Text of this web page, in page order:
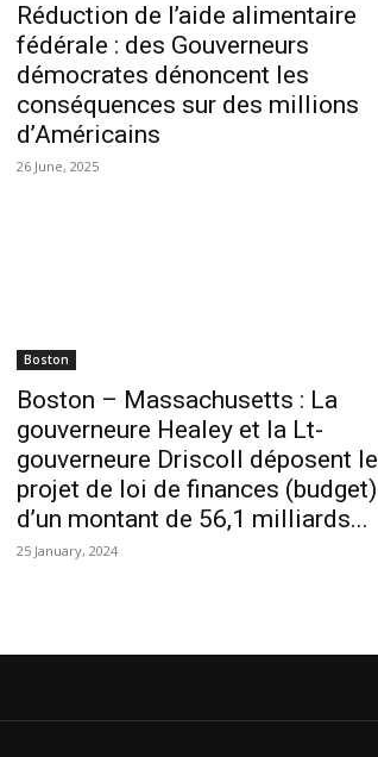
Réduction de l’aide alimentaire
fédérale : des Gouverneurs
démocrates dénoncent les
conséquences sur des millions
d’Américains
26 June, 2025
Boston
Boston – Massachusetts : La
gouverneure Healey et la Lt-
gouverneure Driscoll déposent le
projet de loi de finances (budget)
d’un montant de 56,1 milliards...
25 January, 2024